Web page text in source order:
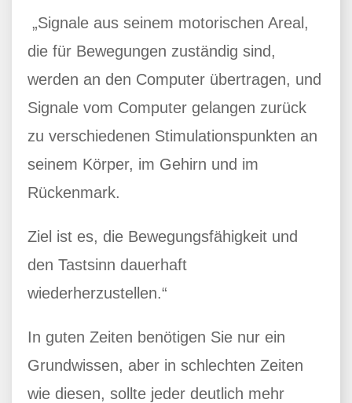
„Signale aus seinem motorischen Areal,
die für Bewegungen zuständig sind,
werden an den Computer übertragen, und
Signale vom Computer gelangen zurück
zu verschiedenen Stimulationspunkten an
seinem Körper, im Gehirn und im
Rückenmark.
Ziel ist es, die Bewegungsfähigkeit und
den Tastsinn dauerhaft
wiederherzustellen.“
In guten Zeiten benötigen Sie nur ein
Grundwissen, aber in schlechten Zeiten
wie diesen, sollte jeder deutlich mehr